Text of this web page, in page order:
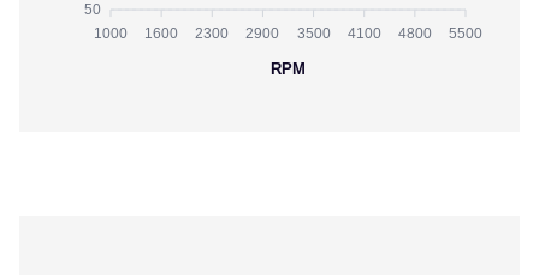
50
1000 1600 2300 2900 3500 4100 4800 5500
RPM